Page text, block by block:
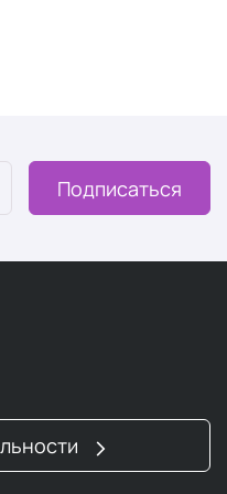
массажа или
в глубокие
с микроиглами,
крови
Подписаться